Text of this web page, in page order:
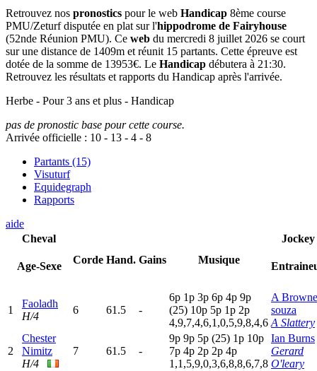
Retrouvez nos pronostics pour le web Handicap 8ème course
PMU/Zeturf disputée en plat sur l'hippodrome de Fairyhouse
(52nde Réunion PMU). Ce web du mercredi 8 juillet 2026 se court
sur une distance de 1409m et réunit 15 partants. Cette épreuve est
dotée de la somme de 13953€. Le Handicap débutera à 21:30.
Retrouvez les résultats et rapports du Handicap après l'arrivée.
Herbe - Pour 3 ans et plus - Handicap
pas de pronostic base pour cette course.
Arrivée officielle : 10 - 13 - 4 - 8
Partants (15)
Visuturf
Equidegraph
Rapports
aide
Cheval
Age-Sexe
Corde Hand. Gains Musique
Jockey
1
Faoladh
H/4
6 61.5 -
6p 1p 3p 6p 4p 9p
(25) 10p 5p 1p 2p
4,9,7,4,6,1,0,5,9,8,4,6
A
souza
A Slattery
2
Chester
Nimitz
H/4
7 61.5 -
9p 9p 5p (25) 1p 10p
7p 4p 2p 2p 4p
1,1,5,9,0,3,6,8,8,6,7,8
Ian Burns
Gerard
O'leary